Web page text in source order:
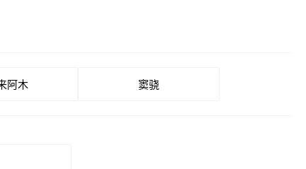
阿木 窦骁